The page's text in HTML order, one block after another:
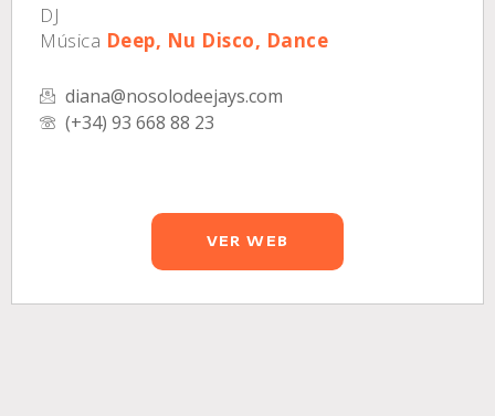
DJ
Música Deep, Nu Disco, Dance
diana@nosolodeejays.com
(+34) 93 668 88 23
VER WEB